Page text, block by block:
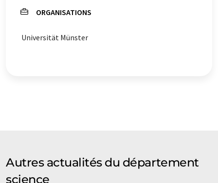
ORGANISATIONS
Universität Münster
Autres actualités du département
science